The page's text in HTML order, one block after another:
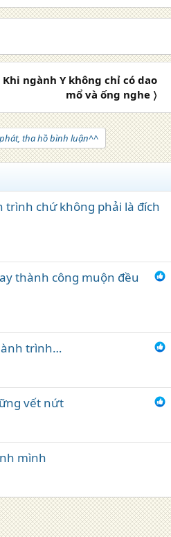
ngành Y không chỉ có dao
mổ và ống nghe 〉
tha hồ bình luận^^
trình chứ không phải là đích
thành công muộn đều
trình…
vết nứt
mình